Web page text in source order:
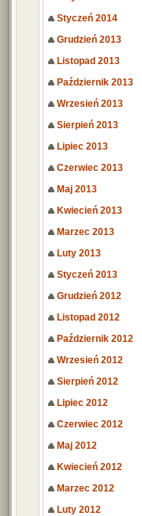
Styczeń 2014
Grudzień 2013
Listopad 2013
Październik 2013
Wrzesień 2013
Sierpień 2013
Lipiec 2013
Czerwiec 2013
Maj 2013
Kwiecień 2013
Marzec 2013
Luty 2013
Styczeń 2013
Grudzień 2012
Listopad 2012
Październik 2012
Wrzesień 2012
Sierpień 2012
Lipiec 2012
Czerwiec 2012
Maj 2012
Kwiecień 2012
Marzec 2012
Luty 2012